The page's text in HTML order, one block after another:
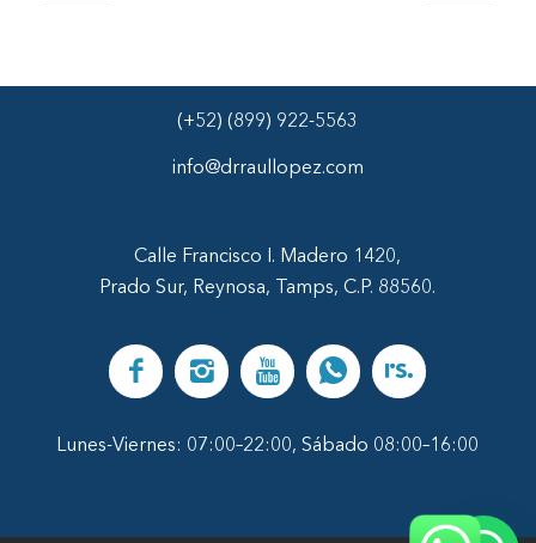
(+52) (899) 922-5563
info@drraullopez.com
Calle Francisco I. Madero 1420,
Prado Sur, Reynosa, Tamps, C.P. 88560.
Lunes-Viernes: 07:00–22:00, Sábado 08:00–16:00